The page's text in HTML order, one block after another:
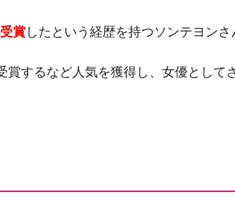
賞したという経歴を持つソンテヨンさ
賞するなど人気を獲得し、女優として